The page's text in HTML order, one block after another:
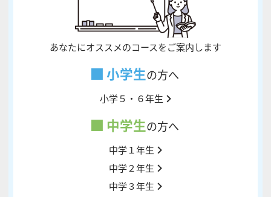
あなたにオススメのコースをご案内します
小学生の方へ
小学５・６年生
中学生の方へ
中学１年生
中学２年生
中学３年生